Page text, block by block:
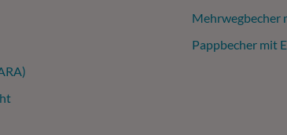
Mehrwegbecher
Pappbecher mit